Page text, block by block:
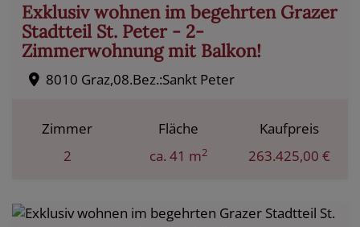
Exklusiv wohnen im begehrten Grazer
Stadtteil St. Peter - 2-
Zimmerwohnung mit Balkon!
8010 Graz,08.Bez.:Sankt Peter
Zimmer
2
Fläche
ca. 41 m2
Kaufpreis
263.425,00 €